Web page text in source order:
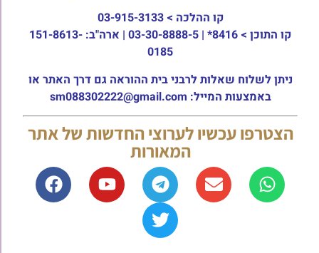
קו ההלכה > 03-915-3133
קו התוכן >
8416* | 03-30-8888-5 | ארה"ב: 151-8613-
0185
ניתן לשלוח שאלות לרבני בית ההוראה גם דרך האתר או
באמצעות המייל: sm088302222@gmail.com
הצטרפו עכשיו לערוצי החדשות של אתר
המאורות